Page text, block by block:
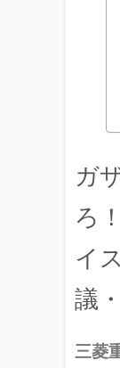
ガ
ろ！
イ
議
三菱